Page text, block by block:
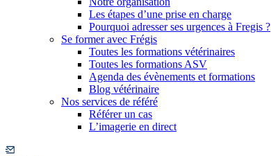
Les étapes d’une prise en charge
Pourquoi adresser ses urgences à Fregis ?
Se former avec Frégis
Toutes les formations vétérinaires
Toutes les formations ASV
Agenda des évènements et formations
Blog vétérinaire
Nos services de référé
Référer un cas
L’imagerie en direct